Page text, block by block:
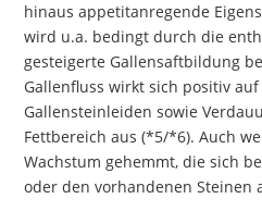
hinaus appetitanregende
wird u.a. bedingt durch die
gesteigerte Gallensaftbildung
Gallenfluss wirkt sich positiv
Gallensteinleiden sowie
Fettbereich aus (*5/*6). Auch
Wachstum gehemmt, die sich
oder den vorhandenen Steinen